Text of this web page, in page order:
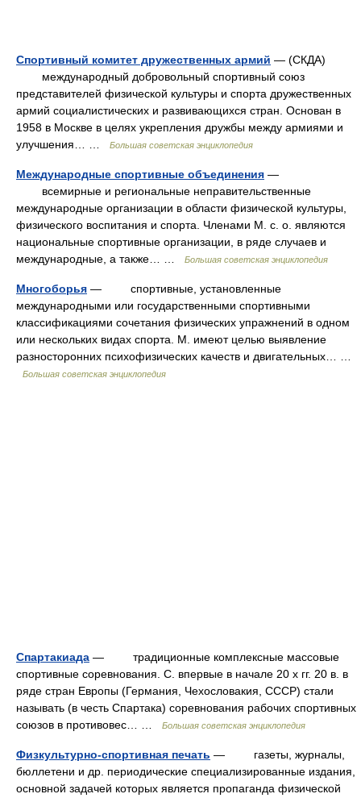
Спортивный комитет дружественных армий — (СКДА)
международный добровольный спортивный союз
представителей физической культуры и спорта дружественных
армий социалистических и развивающихся стран. Основан в
1958 в Москве в целях укрепления дружбы между армиями и
улучшения… …
Большая советская энциклопедия
Международные спортивные объединения —
всемирные и региональные неправительственные
международные организации в области физической культуры,
физического воспитания и спорта. Членами М. с. о. являются
национальные спортивные организации, в ряде случаев и
международные, а также… …
Большая советская энциклопедия
Многоборья — спортивные, установленные
международными или государственными спортивными
классификациями сочетания физических упражнений в одном
или нескольких видах спорта. М. имеют целью выявление
разносторонних психофизических качеств и двигательных… …
Большая советская энциклопедия
Спартакиада — традиционные комплексные массовые
спортивные соревнования. С. впервые в начале 20 х гг. 20 в. в
ряде стран Европы (Германия, Чехословакия, СССР) стали
называть (в честь Спартака) соревнования рабочих спортивных
союзов в противовес… …
Большая советская энциклопедия
Физкультурно-спортивная печать — газеты, журналы,
бюллетени и др. периодические специализированные издания,
основной задачей которых является пропаганда физической